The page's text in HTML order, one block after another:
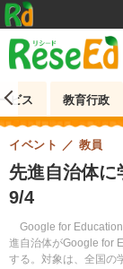
ビス 教育行政
先進自治体に
9/4
Google for
進自治体がGoogle for
する。対象は、全国の
イベント 教員